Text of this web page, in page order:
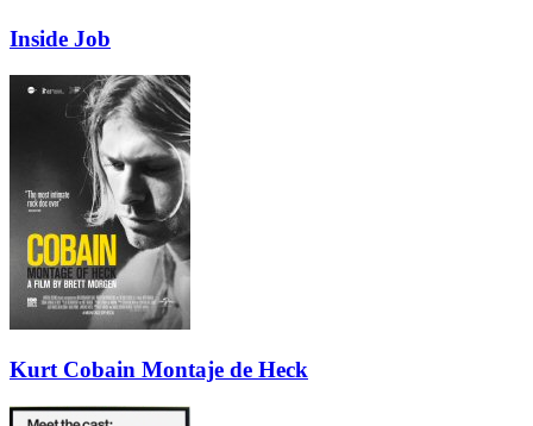
Inside Job
Kurt Cobain Montaje de Heck